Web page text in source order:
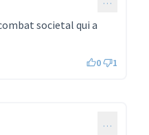
societal qui a
0 1
…